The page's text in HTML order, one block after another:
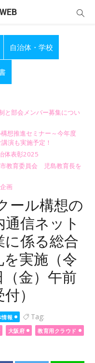
自治体・学校
と部会メンバー募集につい
想推進セミナー～今年度
演も実施予定！
体表彰2025
教育委員会 児島教育長を
画
ール構想の
信ネット
に係る総合
実施（令
金）午前
）
情報 Tag:
大阪府
教育用クラウド